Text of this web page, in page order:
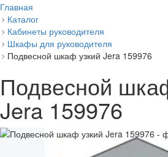
Главная
Каталог
Кабинеты руководителя
Шкафы для руководителя
Подвесной шкаф узкий Jera 159976
Подвесной
Jera 159976